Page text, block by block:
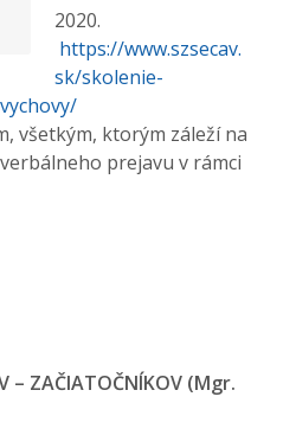
2020.
https://www.szsecav.
sk/skolenie-
všetkým, ktorým záleží na
prejavu v rámci
– ZAČIATOČNÍKOV (Mgr.